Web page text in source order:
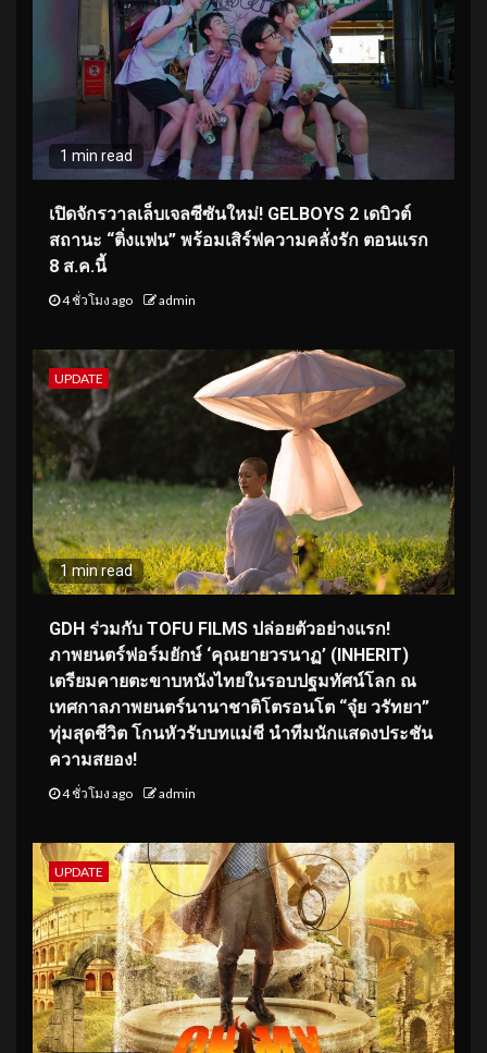
1 min read
เปิดจักรวาลเล็บเจลซีซันใหม่! GELBOYS 2 เดบิวต์
สถานะ “ติ่งแฟน” พร้อมเสิร์ฟความคลั่งรัก ตอนแรก
8 ส.ค.นี้
4 ชั่วโมง ago admin
UPDATE
1 min read
GDH ร่วมกับ TOFU FILMS ปล่อยตัวอย่างแรก!
ภาพยนตร์ฟอร์มยักษ์ ‘คุณยายวรนาฏ’ (INHERIT)
เตรียมคายตะขาบหนังไทยในรอบปฐมทัศน์โลก ณ
เทศกาลภาพยนตร์นานาชาติโตรอนโต “จุ๋ย วรัทยา”
ทุ่มสุดชีวิต โกนหัวรับบทแม่ชี นำทีมนักแสดงประชัน
ความสยอง!
4 ชั่วโมง ago admin
UPDATE